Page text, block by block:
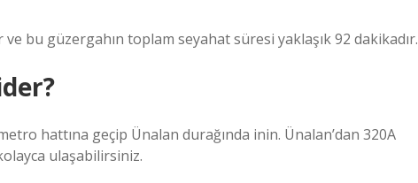
bu güzergahın toplam seyahat süresi yaklaşık 92 dakikadır.
hattına geçip Ünalan durağında inin. Ünalan’dan 320A
ulaşabilirsiniz.